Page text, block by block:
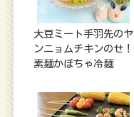
大豆ミート手羽先のヤ
ンニョムチキンのせ！
素麺かぼちゃ冷麺